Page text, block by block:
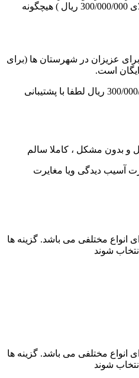
عزیزان در تهران ( برای خرید بالای 300/000/000 ریال ) هیچگونه
برای عزیزان در شهرستان ها (برای
هزینه ارسال برای خرید زیر 300/000/000 ریال لطفا با پشتیبانی
بدون مشکل ، کاملا سالم
آسیب دیدگی ویا مغایرت
انواع مختلفی می باشد. گزینه ها
شوند
انواع مختلفی می باشد. گزینه ها
شوند